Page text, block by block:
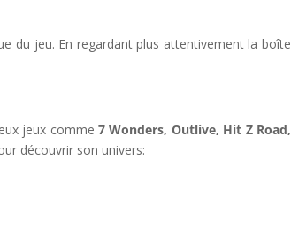
du jeu. En regardant plus attentivement la boîte
jeux comme7 Wonders, Outlive, Hit Z Road,
découvrir son univers: